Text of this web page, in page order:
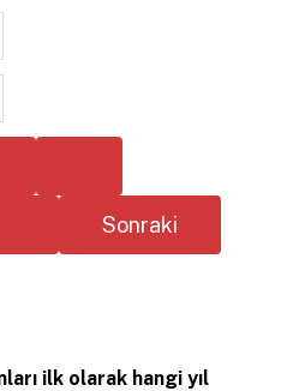
ilk olarak hangi yıl